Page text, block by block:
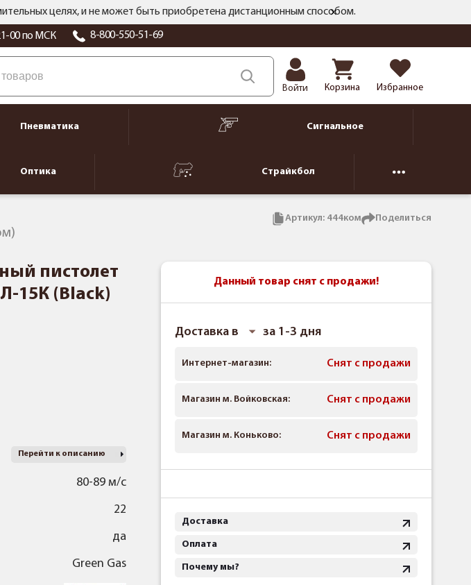
целях, и не может быть приобретена дистанционным способом.
00 по МСК 8-800-550-51-69
Войти Корзина Избранное
Пневматика Сигнальное
Оптика Страйкбол
Артикул: 444ком Поделиться
пистолет
15К (Black)
Перейти к описанию
80-89 м/с
22
да
Green Gas
Данный товар снят с продажи!
Доставка в за 1-3 дня
Интернет-магазин: Снят с продажи
Магазин м. Войковская: Снят с продажи
Магазин м. Коньково: Снят с продажи
Доставка
Оплата
Почему мы?